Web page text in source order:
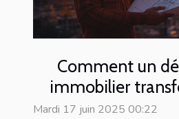
Comment un
immobilier
vision en
Mardi 17 juin 2025 00:22